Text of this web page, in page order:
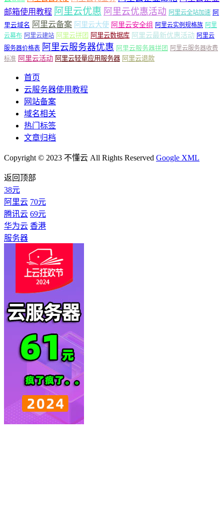
邮箱使用教程 阿里云优惠 阿里云优惠活动 阿里云全站加速 阿
里云域名 阿里云备案 阿里云大使 阿里云安全组 阿里云实例规格族 阿里
云幕布 阿里云建站 阿里云拼团 阿里云数据库 阿里云最新优惠活动 阿里云
服务器价格表 阿里云服务器优惠 阿里云服务器拼团 阿里云服务器收费
标准 阿里云活动 阿里云轻量应用服务器 阿里云退款
首页
云服务器使用教程
网站备案
域名相关
热门标签
文章归档
Copyright © 2023 不懂云 All Rights Reserved Google XML
返回顶部
38元
阿里云 70元
腾讯云 69元
华为云 香港
服务器